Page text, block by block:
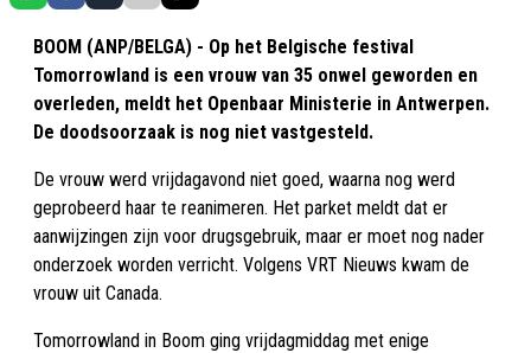
BOOM (ANP/BELGA) - Op het Belgische festival
Tomorrowland is een vrouw van 35 onwel geworden en
overleden, meldt het Openbaar Ministerie in Antwerpen.
De doodsoorzaak is nog niet vastgesteld.
De vrouw werd vrijdagavond niet goed, waarna nog werd
geprobeerd haar te reanimeren. Het parket meldt dat er
aanwijzingen zijn voor drugsgebruik, maar er moet nog nader
onderzoek worden verricht. Volgens VRT Nieuws kwam de
vrouw uit Canada.
Tomorrowland in Boom ging vrijdagmiddag met enige